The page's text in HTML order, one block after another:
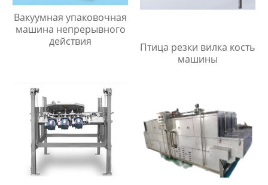
Вакуумная упаковочная
машина непрерывного
действия
Птица резки вилка кость
машины